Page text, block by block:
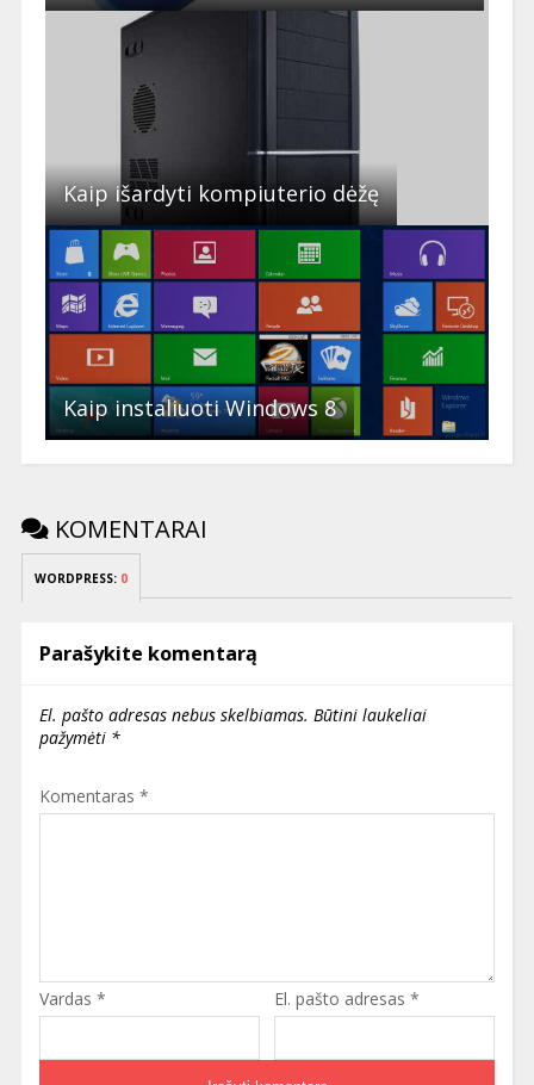
Kaip išardyti kompiuterio dėžę
Kaip instaliuoti Windows 8
KOMENTARAI
WORDPRESS: 0
Parašykite komentarą
El. pašto adresas nebus skelbiamas. Būtini laukeliai
pažymėti *
Komentaras *
Vardas * El. pašto adresas *